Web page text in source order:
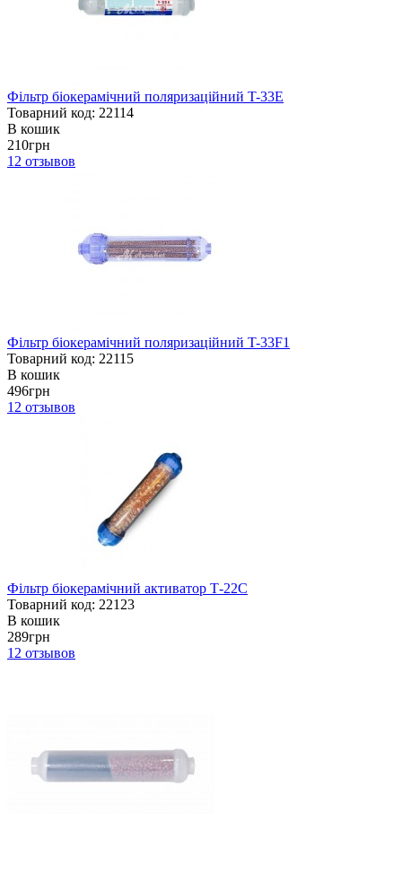
Фільтр біокерамічний поляризаційний T-33E
Товарний код: 22114
В кошик
210грн
12 отзывов
Фільтр біокерамічний поляризаційний T-33F1
Товарний код: 22115
В кошик
496грн
12 отзывов
Фільтр біокерамічний активатор Т-22С
Товарний код: 22123
В кошик
289грн
12 отзывов